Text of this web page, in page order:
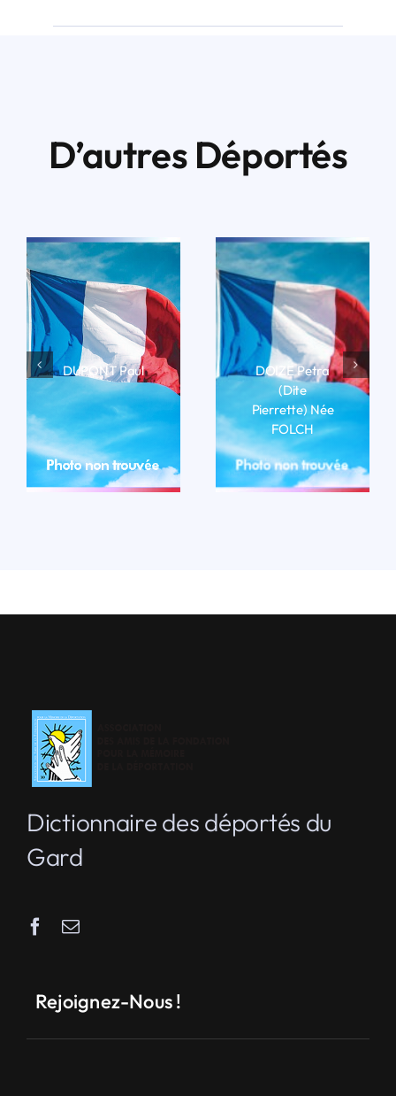
D’autres Déportés
DUPONT Paul
LIRE LA BIO
DOIZE Petra
(dite
Pierrette) Née
FOLCH
LIRE LA BIO
Dictionnaire des déportés du
Gard
Rejoignez-Nous !